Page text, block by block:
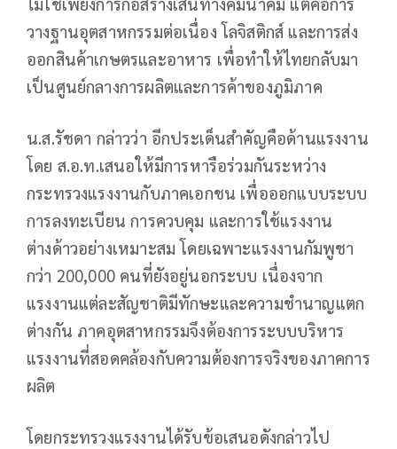
วางฐานอุตสาหกรรมต่อเนื่อง โลจิสติกส์ และการส่ง
ออกสินค้าเกษตรและอาหาร เพื่อทำให้ไทยกลับมา
เป็นศูนย์กลางการผลิตและการค้าของภูมิภาค
น.ส.รัชดา กล่าวว่า อีกประเด็นสำคัญคือด้านแรงงาน
โดย ส.อ.ท.เสนอให้มีการหารือร่วมกันระหว่าง
กระทรวงแรงงานกับภาคเอกชน เพื่อออกแบบระบบ
การลงทะเบียน การควบคุม และการใช้แรงงาน
ต่างด้าวอย่างเหมาะสม โดยเฉพาะแรงงานกัมพูชา
กว่า 200,000 คนที่ยังอยู่นอกระบบ เนื่องจาก
แรงงานแต่ละสัญชาติมีทักษะและความชำนาญแตก
ต่างกัน ภาคอุตสาหกรรมจึงต้องการระบบบริหาร
แรงงานที่สอดคล้องกับความต้องการจริงของภาคการ
ผลิต
โดยกระทรวงแรงงานได้รับข้อเสนอดังกล่าวไป